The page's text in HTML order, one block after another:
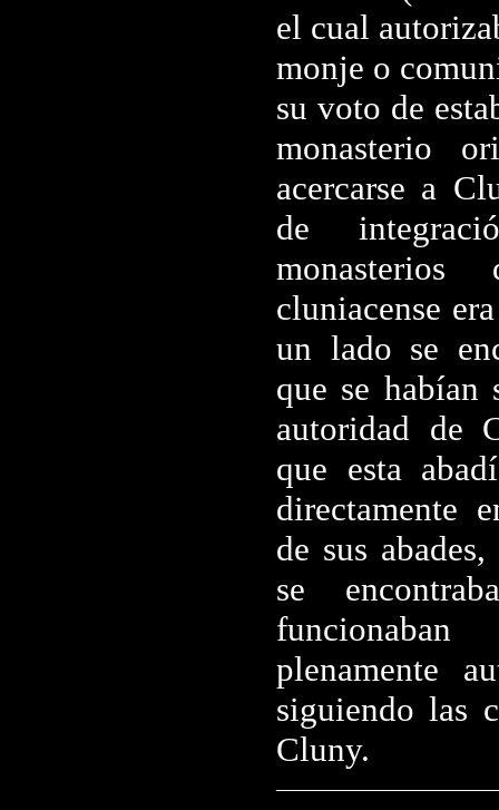
el cual
monje o
su voto de
monasterio
acercarse a
de
monasterios
cluniacense
un lado se
que se habían
autoridad de
que esta
directamente
de sus
se
plenamente
siguiendo las
Cluny.